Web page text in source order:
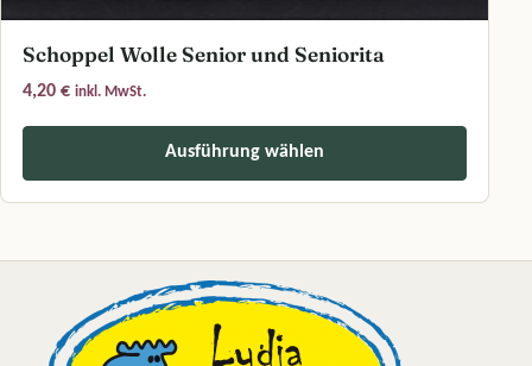
Schoppel Wolle Senior und Seniorita
4,20 € inkl. MwSt.
Ausführung wählen